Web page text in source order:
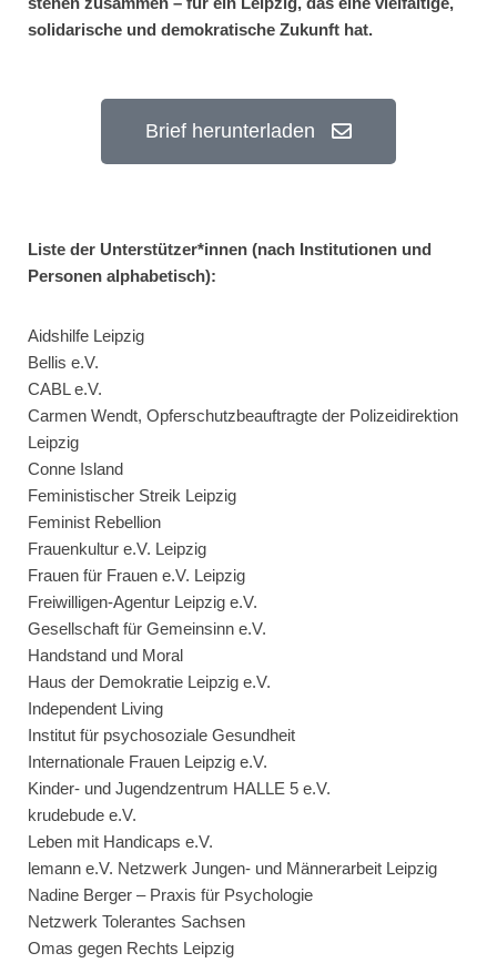
solidarische und demokratische Zukunft hat.
Brief herunterladen
Liste der Unterstützer*innen (nach Institutionen und
Personen alphabetisch):
Aidshilfe Leipzig
Bellis e.V.
CABL e.V.
Carmen Wendt, Opferschutzbeauftragte der Polizeidirektion
Leipzig
Conne Island
Feministischer Streik Leipzig
Feminist Rebellion
Frauenkultur e.V. Leipzig
Frauen für Frauen e.V. Leipzig
Freiwilligen-Agentur Leipzig e.V.
Gesellschaft für Gemeinsinn e.V.
Handstand und Moral
Haus der Demokratie Leipzig e.V.
Independent Living
Institut für psychosoziale Gesundheit
Internationale Frauen Leipzig e.V.
Kinder- und Jugendzentrum HALLE 5 e.V.
krudebude e.V.
Leben mit Handicaps e.V.
lemann e.V. Netzwerk Jungen- und Männerarbeit Leipzig
Nadine Berger – Praxis für Psychologie
Netzwerk Tolerantes Sachsen
Omas gegen Rechts Leipzig